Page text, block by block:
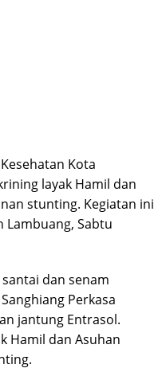
Kota
layak Hamil dan
stunting. Kegiatan ini
Lambuang, Sabtu
dan senam
Perkasa
jantung Entrasol.
Hamil dan Asuhan